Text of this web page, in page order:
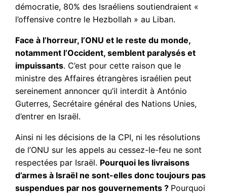
démocratie, 80% des Israéliens soutiendraient «
l’offensive contre le Hezbollah » au Liban.
Face à l’horreur, l’ONU et le reste du monde,
notamment l’Occident, semblent paralysés et
impuissants. C’est pour cette raison que le
ministre des Affaires étrangères israélien peut
sereinement annoncer qu’il interdit à António
Guterres, Secrétaire général des Nations Unies,
d’entrer en Israël.
Ainsi ni les décisions de la CPI, ni les résolutions
de l’ONU sur les appels au cessez-le-feu ne sont
respectées par Israël. Pourquoi les livraisons
d’armes à Israël ne sont-elles donc toujours pas
suspendues par nos gouvernements ? Pourquoi